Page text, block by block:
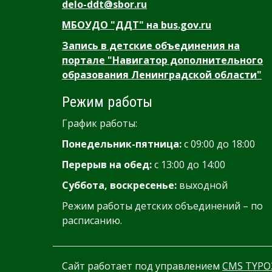
delo-ddt@sbor.ru
МБОУДО "ДДТ" на bus.gov.ru
Запись в детские объединения на
портале "Навигатор дополнительного
образования Ленинградской области"
Режим работы
График работы:
Понедельник-пятница:с 09:00 до 18:00
Перерыв на обед:с 13:00 до 14:00
Суббота, воскресенье: выходной
Режим работы детских объединений – по
расписанию.
Сайт работает под управлением CMS